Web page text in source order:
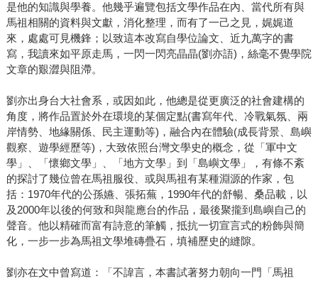
是他的知識與學養。他幾乎遍覽包括文學作品在內、當代所有與
馬祖相關的資料與文獻，消化整理，而有了一己之見，娓娓道
來，處處可見機鋒；以致這本改寫自學位論文、近九萬字的書
寫，我讀來如平原走馬，一閃一閃亮晶晶(劉亦語)，絲毫不覺學院
文章的艱澀與阻滯。
劉亦出身台大社會系，或因如此，他總是從更廣泛的社會建構的
角度，將作品置於外在環境的某個定點(書寫年代、冷戰氣氛、兩
岸情勢、地緣關係、民主運動等)，融合內在體驗(成長背景、島嶼
觀察、遊學經歷等)，大致依照台灣文學史的概念，從「軍中文
學」、「懷鄉文學」、「地方文學」到「島嶼文學」，有條不紊
的探討了幾位曾在馬祖服役、或與馬祖有某種淵源的作家，包
括：1970年代的公孫嬿、張拓蕪，1990年代的舒暢、桑品載，以
及2000年以後的何致和與龍應台的作品，最後聚攏到島嶼自己的
聲音。他以精確而富有詩意的筆觸，抵抗一切宣言式的粉飾與簡
化，一步一步為馬祖文學堆磚疊石，填補歷史的縫隙。
劉亦在文中曾寫道：「不諱言，本書試著努力朝向一門「馬祖